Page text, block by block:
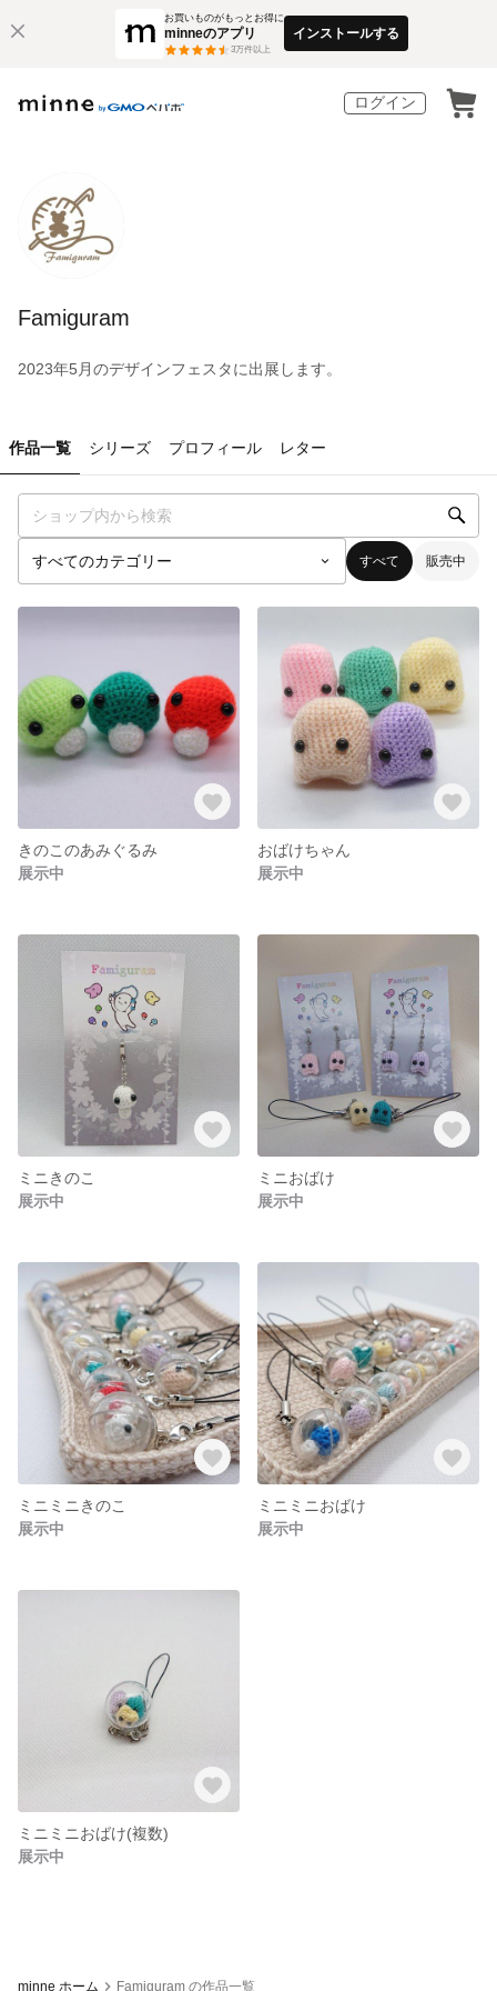
お買いものがもっとお得に
minneのアプリ
3万件以上
インストールする
ログイン
Famiguram
2023年5月のデザインフェスタに出展します。
作品一覧 シリーズ プロフィール レター
すべて 販売中
きのこのあみぐるみ
展示中
おばけちゃん
展示中
ミニきのこ
展示中
ミニおばけ
展示中
ミニミニきのこ
展示中
ミニミニおばけ
展示中
ミニミニおばけ(複数)
展示中
minne ホーム Famiguram の作品一覧